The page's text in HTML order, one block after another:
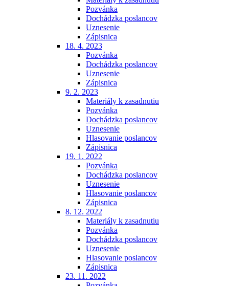
Pozvánka
Dochádzka poslancov
Uznesenie
Zápisnica
18. 4. 2023
Pozvánka
Dochádzka poslancov
Uznesenie
Zápisnica
9. 2. 2023
Materiály k zasadnutiu
Pozvánka
Dochádzka poslancov
Uznesenie
Hlasovanie poslancov
Zápisnica
19. 1. 2022
Pozvánka
Dochádzka poslancov
Uznesenie
Hlasovanie poslancov
Zápisnica
8. 12. 2022
Materiály k zasadnutiu
Pozvánka
Dochádzka poslancov
Uznesenie
Hlasovanie poslancov
Zápisnica
23. 11. 2022